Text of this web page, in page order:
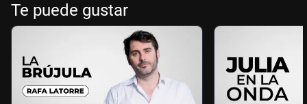
Te puede gustar